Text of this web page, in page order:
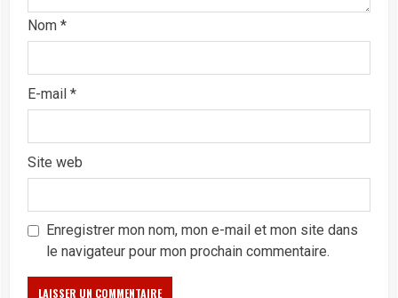
Nom *
E-mail *
Site web
Enregistrer mon nom, mon e-mail et mon site dans
le navigateur pour mon prochain commentaire.